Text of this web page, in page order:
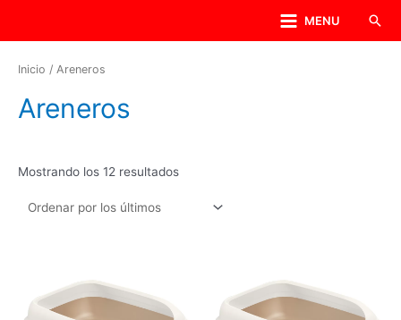
MENU
Inicio / Areneros
Areneros
Mostrando los 12 resultados